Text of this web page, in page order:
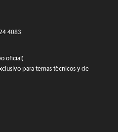
4083
oficial)
para temas técnicos y de